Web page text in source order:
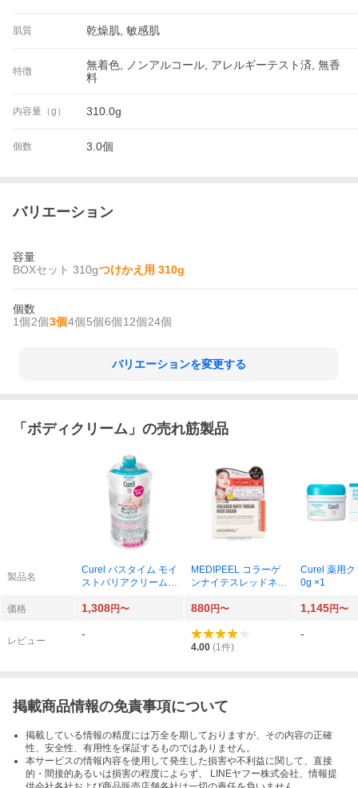
肌質 乾燥肌, 敏感肌
特徴
無着色, ノンアルコール, アレルギーテスト済, 無香
料
内容量（g） 310.0g
個数 3.0個
バリエーション
容量
BOXセット 310gつけかえ用 310g
個数
1個2個3個4個5個6個12個24個
バリエーションを変更する
「 ボディクリーム 」の売れ筋製品
製品名
Curel バスタイム モイ
ストバリアクリーム
MEDIPEEL コラーゲ
ンナイテスレッドネッ
Curel 薬用ク
0g ×1
価格 1,308円〜 880円〜 1,145円〜
レビュー
-
4.00 (1 件)
-
掲載商品情報の免責事項について
掲載している情報の精度には万全を期しておりますが、その内容の正確
性、安全性、有用性を保証するものではありません。
本サービスの情報内容を使用して発生した損害や不利益に関して、直接
的・間接的あるいは損害の程度によらず、 LINEヤフー株式会社、情報提